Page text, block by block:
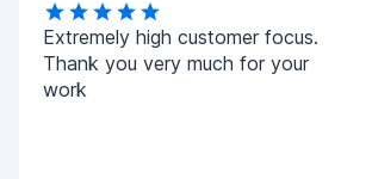
Extremely high customer focus.
Thank you very much for your
work